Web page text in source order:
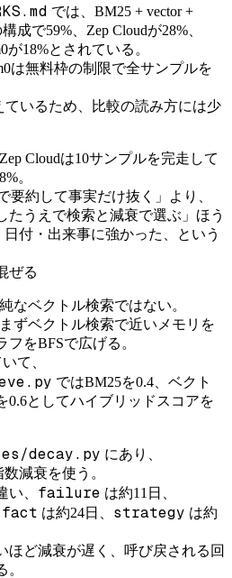
では、BM25 + vector +
成で59%、Zep Cloudが28%、
が18%とされている。
は無料枠の制限で全サンプルを
ているため、比較の読み方には少
Cloudは10サンプルを完走して
。
要約して事実だけ抜く」より、
たうえで検索と減衰で選ぶ」ほう
付・出来事に強かった、という
ぜる
なベクトル検索ではない。
ずベクトル検索で近いメモリを
をBFSで広げる。
て、
ではBM25を0.4、ベクト
0.6としてハイブリッドスコアを
decay.py にあり、
減衰を使う。
、 failure は約11日、
fact は約24日、 strategy は約
ほど減衰が遅く、呼び戻される回